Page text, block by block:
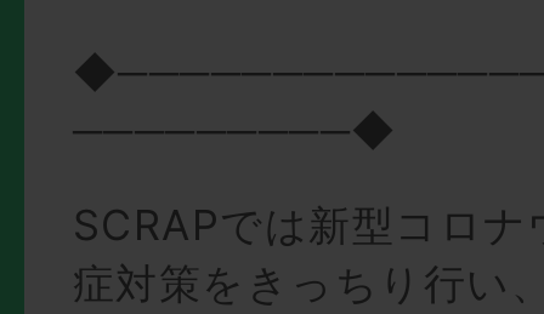
─────────◆
SCRAPでは新型コロ
症対策をきっちり行い